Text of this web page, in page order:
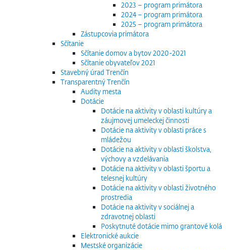
2023 – program primátora
2024 – program primátora
2025 – program primátora
Zástupcovia primátora
Sčítanie
Sčítanie domov a bytov 2020-2021
Sčítanie obyvateľov 2021
Stavebný úrad Trenčín
Transparentný Trenčín
Audity mesta
Dotácie
Dotácie na aktivity v oblasti kultúry a
záujmovej umeleckej činnosti
Dotácie na aktivity v oblasti práce s
mládežou
Dotácie na aktivity v oblasti školstva,
výchovy a vzdelávania
Dotácie na aktivity v oblasti športu a
telesnej kultúry
Dotácie na aktivity v oblasti životného
prostredia
Dotácie na aktivity v sociálnej a
zdravotnej oblasti
Poskytnuté dotácie mimo grantové kolá
Elektronické aukcie
Mestské organizácie